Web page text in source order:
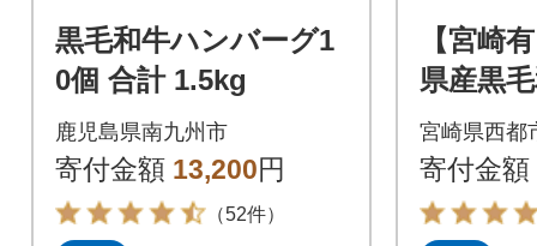
黒毛和牛ハンバーグ1
0個 合計 1.5kg
鹿児島県南九州市
寄付金額 13,200円
（52件）
【宮崎
県産黒
焼き用
種セッ
宮崎県西都
寄付金額